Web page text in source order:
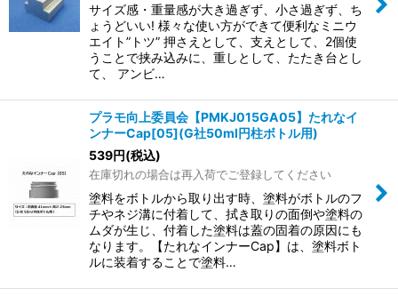
サイズ感・重量感が大き過ぎず、小さ過ぎず、ち
ょうどいい! 様々な使い方ができて便利なミニウ
エイト”トツ” 押さえとして、支えとして、2個使
うことで挟み込みに、重しとして、たたき台とし
て、 アンビ…
プラモ向上委員会【PMKJ015GA05】たれなイ
ンナーCap[05](G社50ml円柱ボトル用)
539円(税込)
在庫切れの場合は再入荷でご登録してください
塗料をボトルから取り出す時、塗料がボトルのフ
チやネジ溝に付着して、拭き取りの面倒や塗料の
ムダが生じ、付着した塗料は蓋の固着の原因にも
なります。【たれなインナーCap】は、塗料ボト
ルに装着することで塗料…